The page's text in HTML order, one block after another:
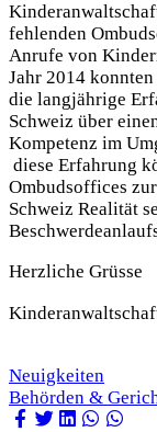
fehlenden
Anrufe von
Jahr 2014
die langjährige
Schweiz über
Kompetenz im
diese Erfahrung
Ombudsoffices
Schweiz Realität
Herzliche Grüsse
Neuigkeiten
Behörden &